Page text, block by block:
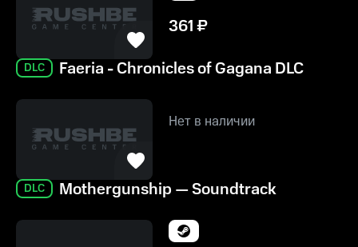
361₽
DLC Faeria - Chronicles of Gagana DLC
Нет в наличии
DLC Mothergunship — Soundtrack